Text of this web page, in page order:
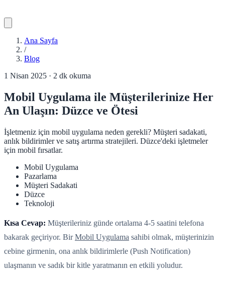
Ana Sayfa
/
Blog
1 Nisan 2025 · 2 dk okuma
Mobil Uygulama ile Müşterilerinize Her
An Ulaşın: Düzce ve Ötesi
İşletmeniz için mobil uygulama neden gerekli? Müşteri sadakati,
anlık bildirimler ve satış artırma stratejileri. Düzce'deki işletmeler
için mobil fırsatlar.
Mobil Uygulama
Pazarlama
Müşteri Sadakati
Düzce
Teknoloji
Kısa Cevap: Müşterileriniz günde ortalama 4-5 saatini telefona
bakarak geçiriyor. BirMobil Uygulama sahibi olmak, müşterinizin
cebine girmenin, ona anlık bildirimlerle (Push Notification)
ulaşmanın ve sadık bir kitle yaratmanın en etkili yoludur.